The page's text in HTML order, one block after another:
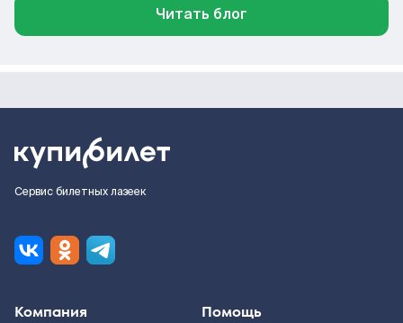
Читать блог
Сервис билетных лазеек
Компания Помощь